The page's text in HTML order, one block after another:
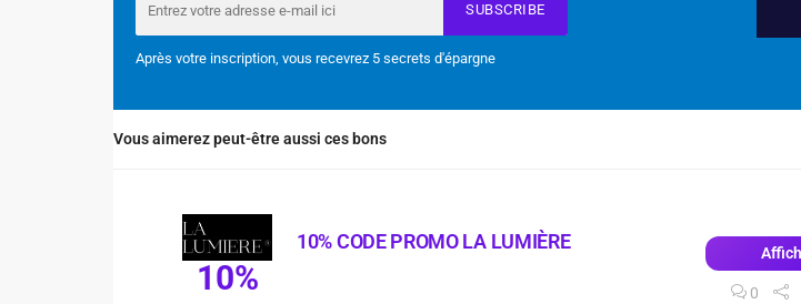
SUBSCRIBE
Après votre inscription, vous recevrez 5 secrets d'épargne
Vous aimerez peut-être aussi ces bons
10%
10% CODE PROMO LA LUMIÈRE
0